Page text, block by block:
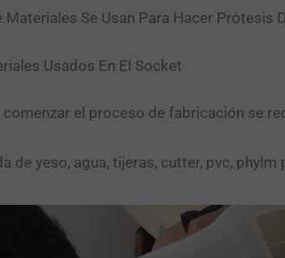
Materiales Se Usan Para Hacer Prótesis
Usados En El Socket
comenzar el proceso de fabricación se
de yeso, agua, tijeras, cutter, pvc,